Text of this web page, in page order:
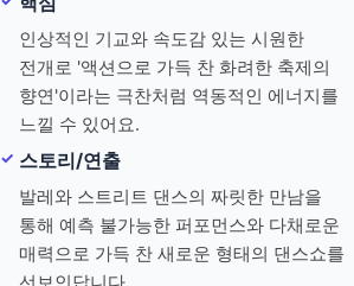
인상적인 기교와 속도감 있는 시원한
전개로 '액션으로 가득 찬 화려한 축제의
향연'이라는 극찬처럼 역동적인 에너지를
느낄 수 있어요.
스토리/연출
발레와 스트리트 댄스의 짜릿한 만남을
통해 예측 불가능한 퍼포먼스와 다채로운
매력으로 가득 찬 새로운 형태의 댄스쇼를